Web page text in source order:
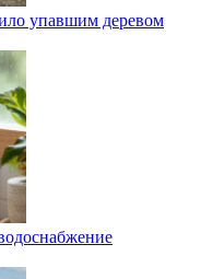
упавшим деревом